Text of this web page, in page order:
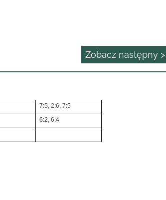
Zobacz następny >
7:5, 2:6, 7:5
6:2, 6:4